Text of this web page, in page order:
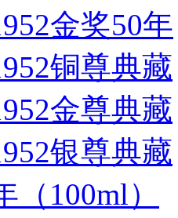
金奖50年
铜尊典藏
金尊典藏
银尊典藏
（100ml）